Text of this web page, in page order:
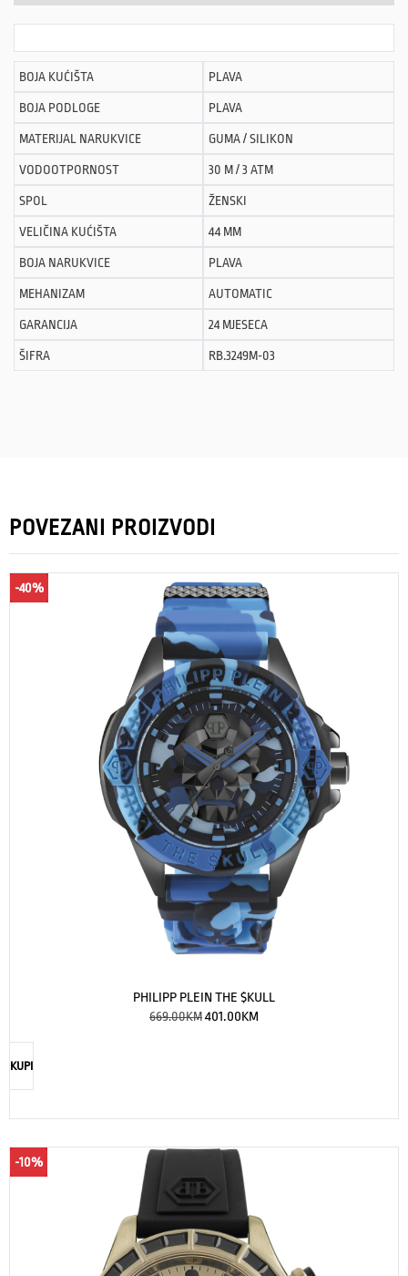
BOJA KUĆIŠTA PLAVA
BOJA PODLOGE PLAVA
MATERIJAL NARUKVICE GUMA / SILIKON
VODOOTPORNOST 30 M / 3 ATM
SPOL ŽENSKI
VELIČINA KUĆIŠTA 44 MM
BOJA NARUKVICE PLAVA
MEHANIZAM AUTOMATIC
GARANCIJA 24 MJESECA
ŠIFRA RB.3249M-03
POVEZANI PROIZVODI
-40%
PHILIPP PLEIN THE $KULL
669.00KM401.00KM
KUPI
-10%